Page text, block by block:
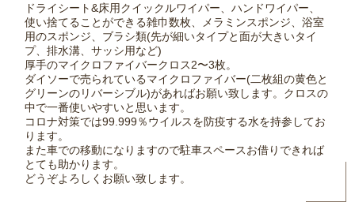
ドライシート&床用クイックルワイパー、ハンドワイパー、
使い捨てることができる雑巾数枚、メラミンスポンジ、浴室
用のスポンジ、ブラシ類(先が細いタイプと面が大きいタイ
プ、排水溝、サッシ用など)
厚手のマイクロファイバークロス2〜3枚。
ダイソーで売られているマイクロファイバー(二枚組の黄色と
グリーンのリバーシブル)があればお願い致します。クロスの
中で一番使いやすいと思います。
コロナ対策では99.999％ウイルスを防疫する水を持参してお
ります。
また車での移動になりますので駐車スペースお借りできれば
とても助かります。
どうぞよろしくお願い致します。